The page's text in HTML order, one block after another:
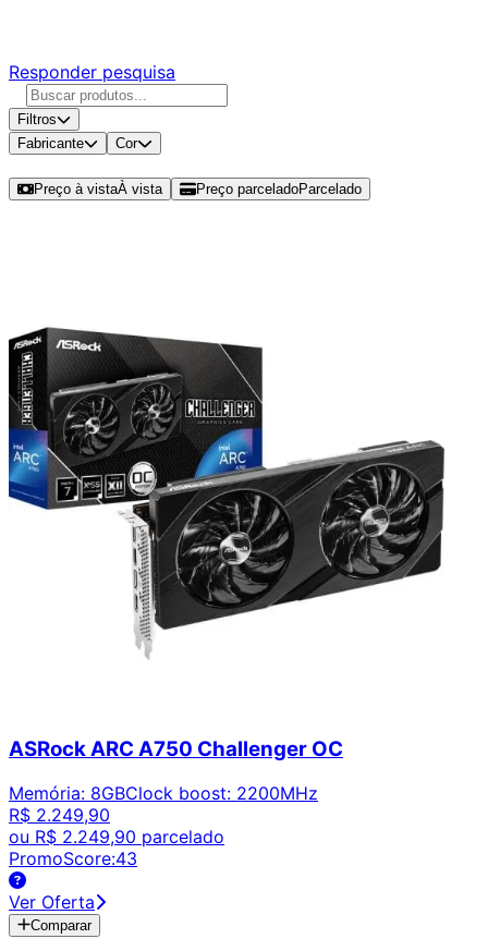
Responder pesquisa
Filtros
Fabricante
Cor
Preço à vistaÀ vista Preço parceladoParcelado
ASRock ARC A750 Challenger OC
Memória: 8GBClock boost: 2200MHz
R$ 2.249,90
ou R$ 2.249,90 parcelado
PromoScore:43
Ver Oferta
Comparar